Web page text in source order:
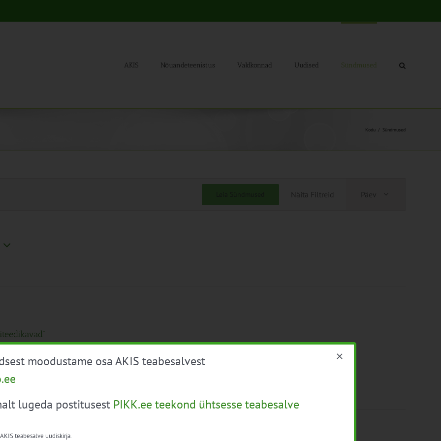
AKIS Nõuandeteenistus Valdkonnad Uudised Sündmused
Kodu Sündmused
Näita Filtreid
Views
Päev
õppereisi Inglismaale „Rohumaa
moodustame osa AKIS teabesalvest
lugeda postitusest PIKK.ee teekond ühtsesse teabesalve
teabesalve uudiskirja.